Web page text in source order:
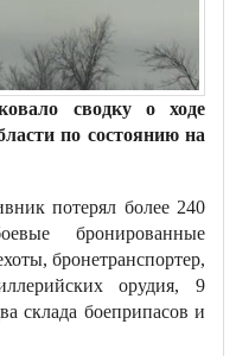
сводку о ходе
по состоянию на
потерял более 240
бронированные
бронетранспортер,
орудия, 9
склада боеприпасов и